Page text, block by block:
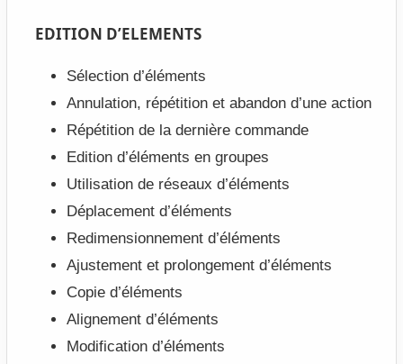
EDITION D’ELEMENTS
Sélection d’éléments
Annulation, répétition et abandon d’une action
Répétition de la dernière commande
Edition d’éléments en groupes
Utilisation de réseaux d’éléments
Déplacement d’éléments
Redimensionnement d’éléments
Ajustement et prolongement d’éléments
Copie d’éléments
Alignement d’éléments
Modification d’éléments